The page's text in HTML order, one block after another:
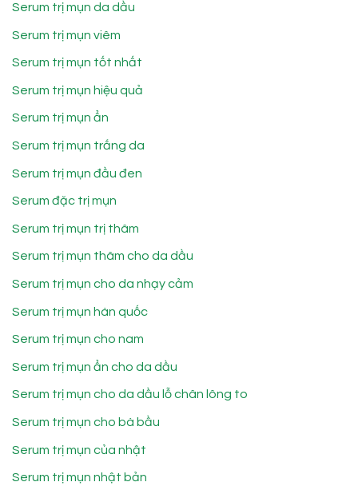
Serum trị mụn da dầu
Serum trị mụn viêm
Serum trị mụn tốt nhất
Serum trị mụn hiệu quả
Serum trị mụn ẩn
Serum trị mụn trắng da
Serum trị mụn đầu đen
Serum đặc trị mụn
Serum trị mụn trị thâm
Serum trị mụn thâm cho da dầu
Serum trị mụn cho da nhạy cảm
Serum trị mụn hàn quốc
Serum trị mụn cho nam
Serum trị mụn ẩn cho da dầu
Serum trị mụn cho da dầu lỗ chân lông to
Serum trị mụn cho bà bầu
Serum trị mụn của nhật
Serum trị mụn nhật bản